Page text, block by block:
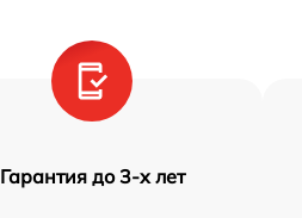
Гарантия до 3-х лет